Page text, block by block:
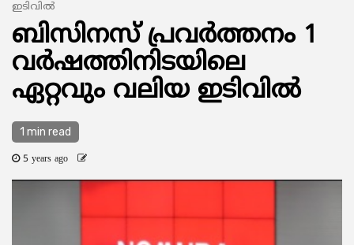
ഇടിവില്‍
ബിസിനസ് പ്രവര്‍ത്തനം 1
വര്‍ഷത്തിനിടയിലെ
ഏറ്റവും വലിയ ഇടിവില്‍
1 min read
5 years ago